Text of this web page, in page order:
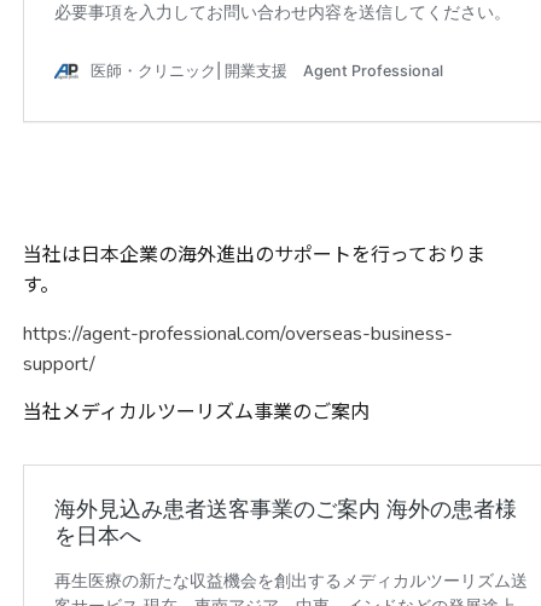
当社は日本企業の海外進出のサポートを行っておりま
す。
https://agent-professional.com/overseas-business-
support/
当社メディカルツーリズム事業のご案内